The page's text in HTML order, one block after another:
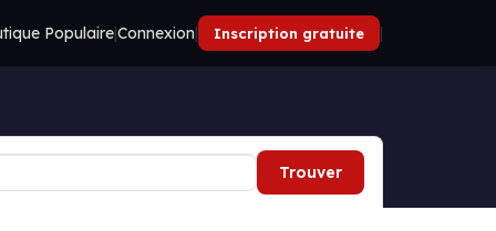
Populaire|Connexion| Inscription gratuite |
Trouver